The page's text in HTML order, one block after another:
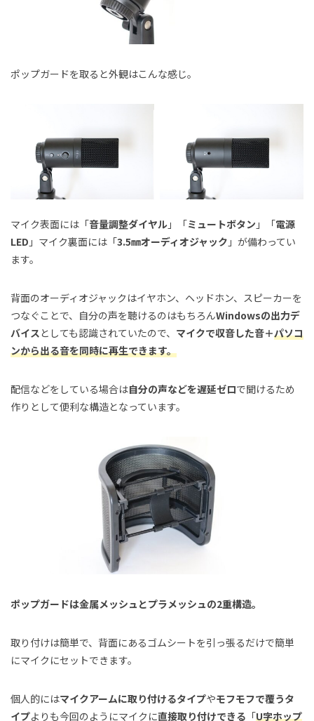
ポップガードを取ると外観はこんな感じ。
マイク表面には「音量調整ダイヤル 」「ミュートボタン 」「電源
LED 」マイク裏面には「3.5㎜オーディオジャック 」が備わってい
ます。
背面のオーディオジャックはイヤホン、ヘッドホン、スピーカーを
つなぐことで、自分の声を聴けるのはもちろんWindowsの出力デ
バイス としても認識されていたので、 マイクで収音した音＋パソコ
ンから出る音を同時に再生できます。
配信などをしている場合は自分の声などを遅延ゼロで聞けるため
作りとして便利な構造となっています。
ポップガードは金属メッシュとプラメッシュの2重構造。
取り付けは簡単で、背面にあるゴムシートを引っ張るだけで簡単
にマイクにセットできます。
個人的にはマイクアームに取り付けるタイプやモフモフで覆うタ
イプよりも今回のようにマイクに直接取り付けできる 「U字ホップ